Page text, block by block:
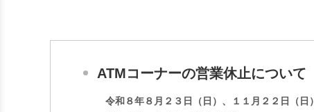
ATMコーナーの営業休止について
令和８年８月２３日（日）、１１月２２日（日